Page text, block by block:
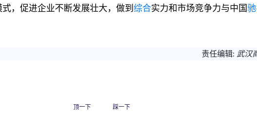
，促进企业不断发展壮大，做到 综合实力和市场竞争力与中国
责任编辑: 武汉
顶一下 踩一下